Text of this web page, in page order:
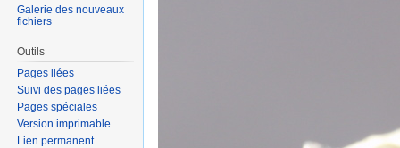
Galerie des nouveaux
fichiers
Outils
Pages liées
Suivi des pages liées
Pages spéciales
Version imprimable
Lien permanent